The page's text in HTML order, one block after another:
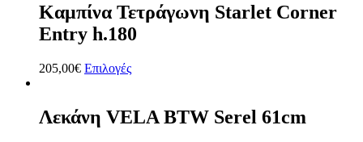
Καμπίνα Τετράγωνη Starlet Corner
Entry h.180
205,00€ Επιλογές
Λεκάνη VELA BTW Serel 61cm